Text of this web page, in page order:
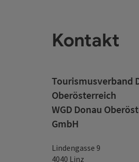
Kontakt
Tourismusverband
Oberösterreich
WGD Donau
GmbH
Lindengasse 9
4040 Linz